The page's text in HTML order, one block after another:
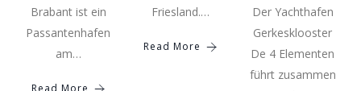
Brabant ist ein
Passantenhafen
am…
Friesland.…
Read More
Der Yachthafen
Gerkesklooster
De 4 Elementen
führt zusammen